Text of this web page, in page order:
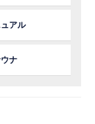
アル
ナ